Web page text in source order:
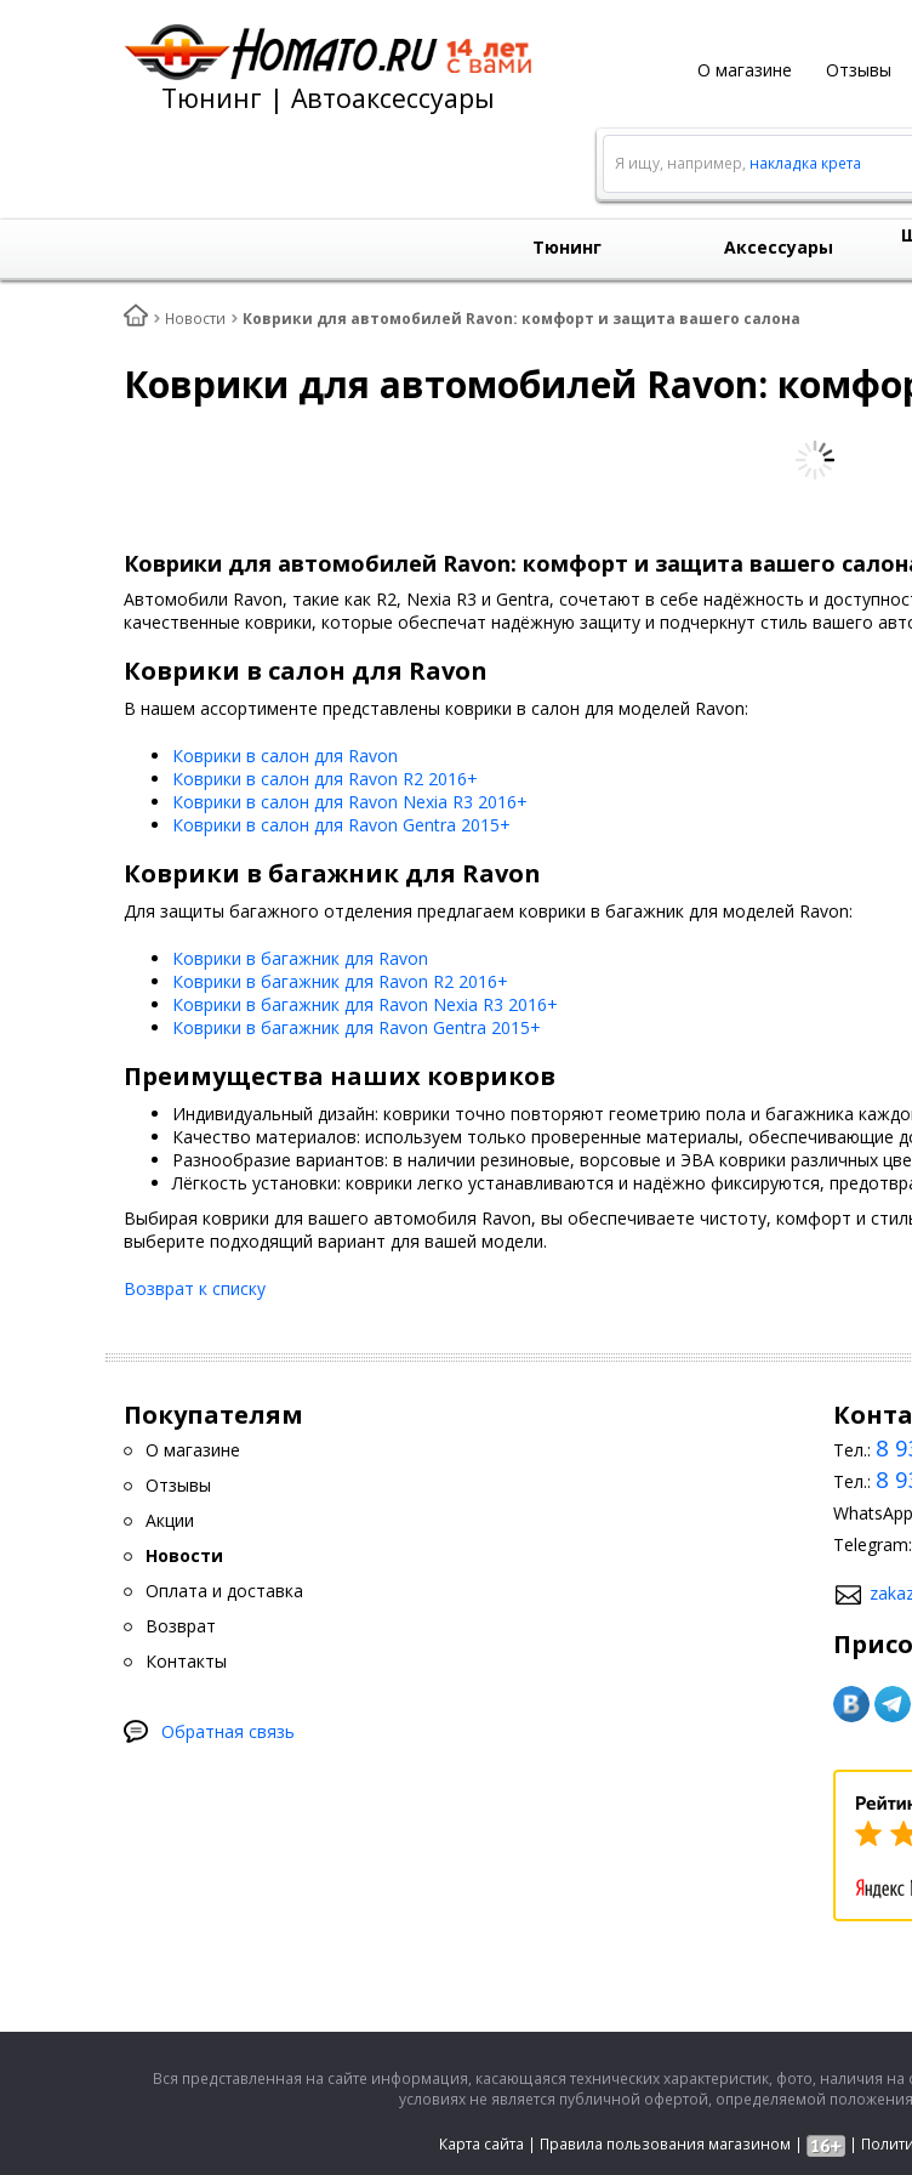
О магазине Отзывы
Тюнинг | Автоаксессуары
Я ищу, например, накладка крета
Тюнинг Аксессуары
Новости Коврики для автомобилей Ravon: комфорт и защита вашего салона
Коврики для автомобилей Ravon:
Коврики для автомобилей Ravon: комфорт и защита вашего
Автомобили Ravon, такие как R2, Nexia R3 и Gentra, сочетают в себе надёжность и
качественные коврики, которые обеспечат надёжную защиту и подчеркнут стиль вашего
Коврики в салон для Ravon
В нашем ассортименте представлены коврики в салон для моделей Ravon:
Коврики в салон для Ravon
Коврики в салон для Ravon R2 2016+
Коврики в салон для Ravon Nexia R3 2016+
Коврики в салон для Ravon Gentra 2015+
Коврики в багажник для Ravon
Для защиты багажного отделения предлагаем коврики в багажник для моделей Ravon:
Коврики в багажник для Ravon
Коврики в багажник для Ravon R2 2016+
Коврики в багажник для Ravon Nexia R3 2016+
Коврики в багажник для Ravon Gentra 2015+
Преимущества наших ковриков
Индивидуальный дизайн: коврики точно повторяют геометрию пола и багажника
Качество материалов: используем только проверенные материалы, обеспечивающие
Разнообразие вариантов: в наличии резиновые, ворсовые и ЭВА коврики различных
Лёгкость установки: коврики легко устанавливаются и надёжно фиксируются,
Выбирая коврики для вашего автомобиля Ravon, вы обеспечиваете чистоту, комфорт и
выберите подходящий вариант для вашей модели.
Возврат к списку
Покупателям
О магазине
Отзывы
Акции
Новости
Оплата и доставка
Возврат
Контакты
Обратная связь
Тел.: 8
Тел.: 8
Telegram:
Вся представленная на сайте информация, касающаяся технических характеристик, фото, наличия
условиях не является публичной офертой, определяемой
Карта сайта | Правила пользования магазином | |